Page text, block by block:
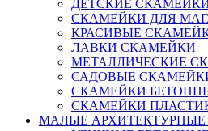
ДЕТСКИЕ
СКАМЕЙКИ ДЛЯ
КРАСИВЫЕ
ЛАВКИ СКАМЕЙКИ
МЕТАЛЛИЧЕСКИЕ
САДОВЫЕ
СКАМЕЙКИ
СКАМЕЙКИ
МАЛЫЕ